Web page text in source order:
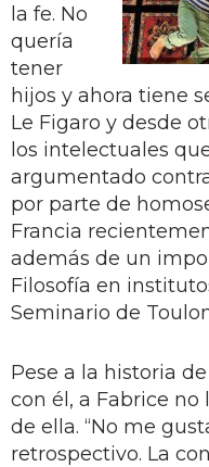
la fe. No
quería
tener
hijos y ahora tiene
Le Figaro y desde
los intelectuales
argumentado
por parte de
Francia
además de un
Filosofía en
Seminario de
Pese a la historia
con él, a Fabrice
de ella. “No me
retrospectivo. La